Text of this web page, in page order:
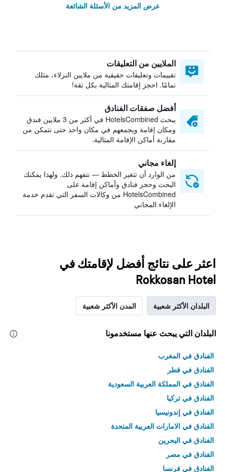
عرض المزيد من الأسئلة الشائعة
الملايين من التعليقات
تقييمات وتعليقات حقيقية من ملايين النزلاء، مثلك
تمامًا. احجز إقامتك المثالية بكل ثقة!
أفضل صفقات الفنادق
يبحث HotelsCombined في أكثر من 3 ملايين فندق
ومكان إقامة ويجمعهم في مكان واحد حتى تتمكن من
مقارنة أماكن الإقامة المثالية.
إلغاء مجاني
من الوارد أن تتغير الخطط — نتفهم ذلك. ولهذا يمكنك
البحث وحجز فنادق وأماكن إقامة على
HotelsCombined من وكالات السفر التي تقدم خدمة
الإلغاء المجاني
اعثر على نتائج أفضل لإقامتك في
Rokkosan Hotel
البلدان الأكثر شعبية المدن الأكثر شعبية
البلدان التي يبحث عنها مستخدمونا
الفنادق في المغرب
الفنادق في قطر
الفنادق في المملكة العربية السعودية
الفنادق في تركيا
الفنادق في إندونيسيا
الفنادق في الامارات العربية المتحدة
الفنادق في البحرين
الفنادق في مصر
الفنادق في فرنسا